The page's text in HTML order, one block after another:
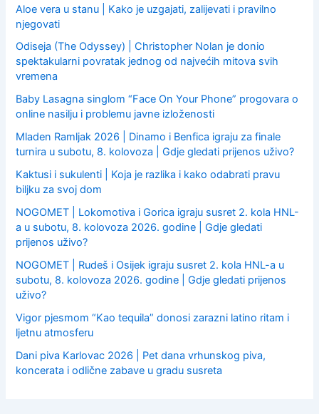
Aloe vera u stanu | Kako je uzgajati, zalijevati i pravilno
njegovati
Odiseja (The Odyssey) | Christopher Nolan je donio
spektakularni povratak jednog od najvećih mitova svih
vremena
Baby Lasagna singlom “Face On Your Phone” progovara o
online nasilju i problemu javne izloženosti
Mladen Ramljak 2026 | Dinamo i Benfica igraju za finale
turnira u subotu, 8. kolovoza | Gdje gledati prijenos uživo?
Kaktusi i sukulenti | Koja je razlika i kako odabrati pravu
biljku za svoj dom
NOGOMET | Lokomotiva i Gorica igraju susret 2. kola HNL-
a u subotu, 8. kolovoza 2026. godine | Gdje gledati
prijenos uživo?
NOGOMET | Rudeš i Osijek igraju susret 2. kola HNL-a u
subotu, 8. kolovoza 2026. godine | Gdje gledati prijenos
uživo?
Vigor pjesmom “Kao tequila” donosi zarazni latino ritam i
ljetnu atmosferu
Dani piva Karlovac 2026 | Pet dana vrhunskog piva,
koncerata i odlične zabave u gradu susreta